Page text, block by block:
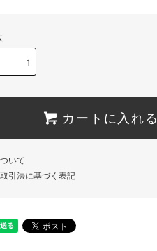
カートに入れる
いて
引法に基づく表記